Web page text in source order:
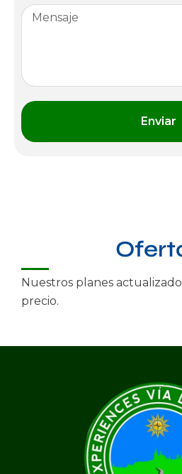
Enviar
Nuestros planes
precio.